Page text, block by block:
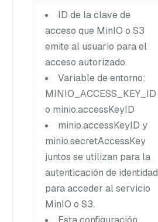
ID de la clave de
acceso que MinIO o S3
emite al usuario para el
acceso autorizado.
Variable de entorno:
MINIO_ACCESS_KEY_ID
o minio.accessKeyID
minio.accessKeyID y
minio.secretAccessKey
juntos se utilizan para la
autenticación de identidad
para acceder al servicio
MinIO o S3.